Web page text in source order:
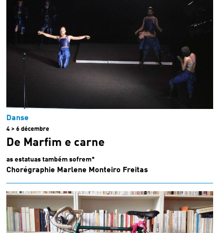
Danse
4 > 6 décembre
De Marfim e carne
as estatuas também sofrem*
Chorégraphie Marlene Monteiro Freitas